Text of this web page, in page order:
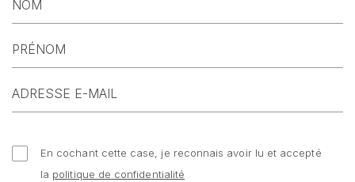
En cochant cette case, je reconnais avoir lu et accepté
la politique de confidentialité